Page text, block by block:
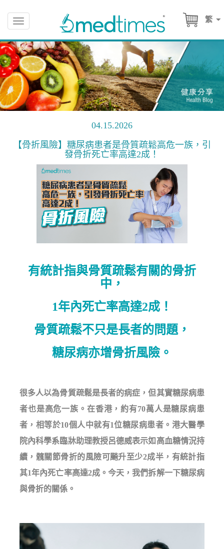
繁
Toggle
navigation
04.15.2026
【骨折風險】糖尿病患者是骨質疏鬆高危一族，引
發骨折死亡率高達2成！
有統計指與骨質疏鬆有關的骨折
中，
1年內死亡率高達2成！
骨質疏鬆不只是長者的問題，
糖尿病亦增骨折風險。
很多人以為骨質疏鬆是長者的病症，但其實糖尿病患
者也是高危一族。在香港，約有70萬人是糖尿病患
者，相等於10個人中就有1位糖尿病患者。港大醫學
院內科學系臨牀助理教授呂德威表示如高血糖情況持
續，髖關節骨折的風險可飈升至少2成半，有統計指
其1年內死亡率高達2成。今天，我們拆解一下糖尿病
與骨折的關係。